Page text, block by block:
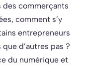
des commerçants
comment s’y
entrepreneurs
d’autres pas ?
du numérique et